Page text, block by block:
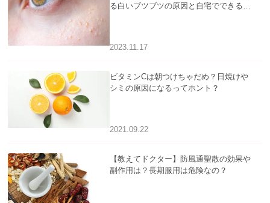
る白いブツブツの原因と自宅でできるケ
2023.11.17
ビタミンCは朝つけちゃだめ？日焼けや
シミの原因になるってホント？
2021.09.22
【教えてドクター】防風通聖散の効果や
副作用は？長期服用は危険なの？